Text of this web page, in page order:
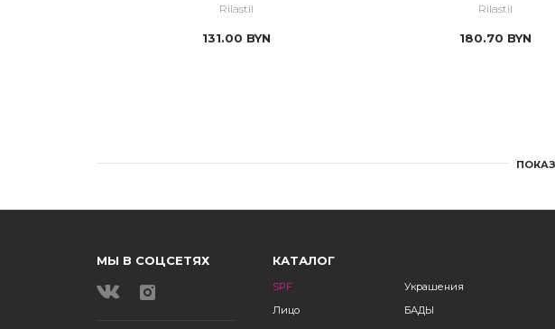
Rilastil
131.00 BYN
Rilastil
180.70 BYN
МЫ В СОЦСЕТЯХ КАТАЛОГ
SPF
Лицо
Украшения
БАДЫ